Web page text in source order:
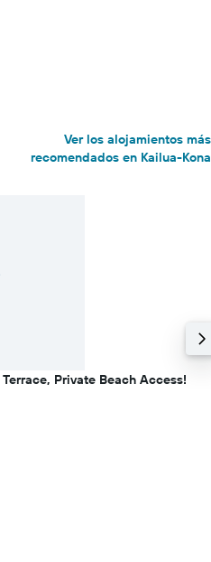
Ver los alojamientos más
recomendados en Kailua-Kona
Private Beach Access!